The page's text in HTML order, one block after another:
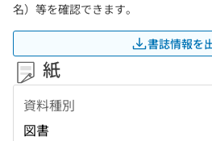
名）等を確認できます。
書誌情報を
紙
資料種別
図書